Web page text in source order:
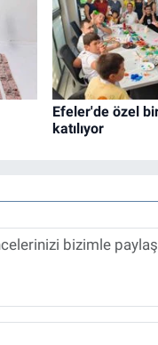
Efeler'de özel
katılıyor